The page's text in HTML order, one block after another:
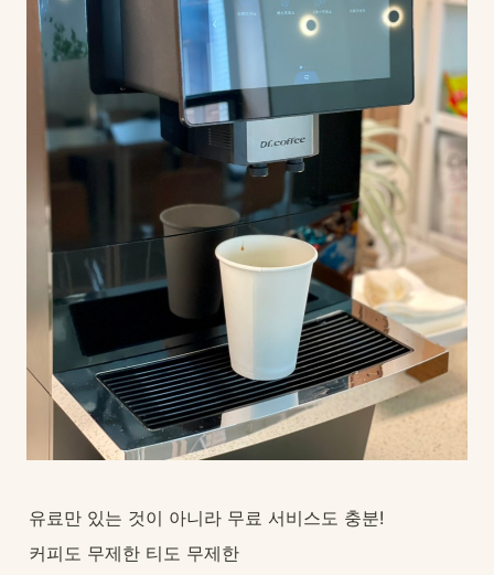
유료만 있는 것이 아니라 무료 서비스도 충분!
커피도 무제한 티도 무제한